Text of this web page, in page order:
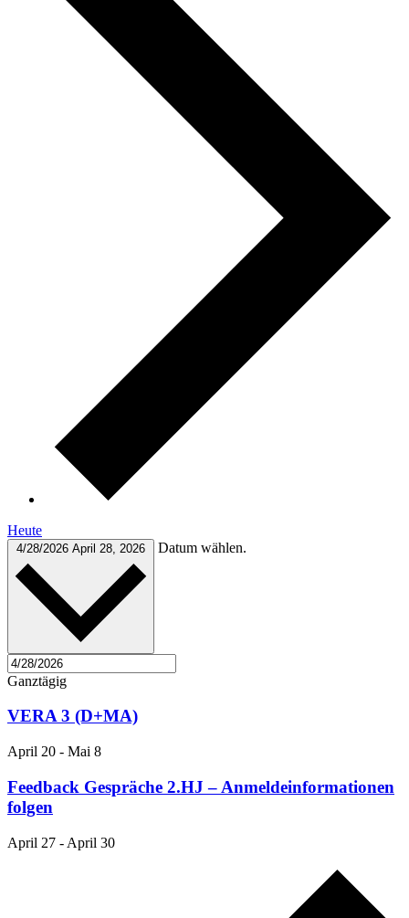
Heute
4/28/2026 April 28, 2026 Datum wählen.
Ganztägig
VERA 3 (D+MA)
April 20 - Mai 8
Feedback Gespräche 2.HJ – Anmeldeinformationen
folgen
April 27 - April 30